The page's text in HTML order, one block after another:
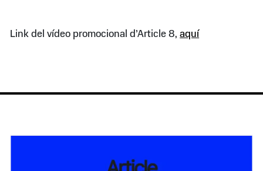
Link del vídeo promocional d’Article 8,aquí